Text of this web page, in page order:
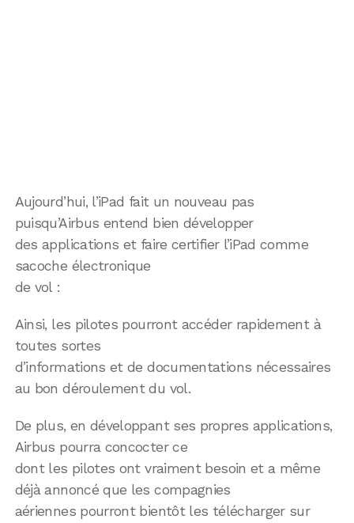
Aujourd’hui, l’iPad fait un nouveau pas
puisqu’Airbus entend bien développer
des applications et faire certifier l’iPad comme
sacoche électronique
de vol :
Ainsi, les pilotes pourront accéder rapidement à
toutes sortes
d’informations et de documentations nécessaires
au bon déroulement du vol.
De plus, en développant ses propres applications,
Airbus pourra concocter ce
dont les pilotes ont vraiment besoin et a même
déjà annoncé que les compagnies
aériennes pourront bientôt les télécharger sur